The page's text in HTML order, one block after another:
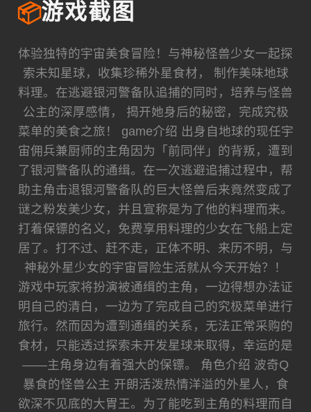
📦游戏截图
体验独特的宇宙美食冒险！与神秘怪兽少女一起探
索未知星球，收集珍稀外星食材， 制作美味地球
料理。在逃避银河警备队追捕的同时，培养与怪兽
公主的深厚感情， 揭开她身后的秘密，完成究极
菜单的美食之旅！ game介绍 出身自地球的现任宇
宙佣兵兼厨师的主角因为「前同伴」的背叛，遭到
了银河警备队的通缉。在一次逃避追捕过程中，帮
助主角击退银河警备队的巨大怪兽后来竟然变成了
谜之粉发美少女，并且宣称是为了他的料理而来。
打着保镖的名义，免费享用料理的少女在飞船上定
居了。打不过、赶不走，正体不明、来历不明，与
神秘外星少女的宇宙冒险生活就从今天开始？！
游戏中玩家将扮演被通缉的主角，一边得想办法证
明自己的清白，一边为了完成自己的究极菜单进行
旅行。然而因为遭到通缉的关系，无法正常采购的
食材，只能透过探索未开发星球来取得，幸运的是
——主角身边有着强大的保镖。 角色介绍 波奇Q
暴食的怪兽公主 开朗活泼热情洋溢的外星人，食
欲深不见底的大胃王。为了能吃到主角的料理而自